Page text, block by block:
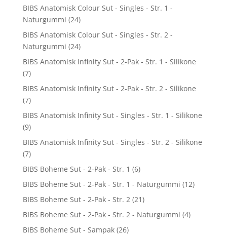
BIBS Anatomisk Colour Sut - Singles - Str. 1 -
Naturgummi (24)
BIBS Anatomisk Colour Sut - Singles - Str. 2 -
Naturgummi (24)
BIBS Anatomisk Infinity Sut - 2-Pak - Str. 1 - Silikone
(7)
BIBS Anatomisk Infinity Sut - 2-Pak - Str. 2 - Silikone
(7)
BIBS Anatomisk Infinity Sut - Singles - Str. 1 - Silikone
(9)
BIBS Anatomisk Infinity Sut - Singles - Str. 2 - Silikone
(7)
BIBS Boheme Sut - 2-Pak - Str. 1 (6)
BIBS Boheme Sut - 2-Pak - Str. 1 - Naturgummi (12)
BIBS Boheme Sut - 2-Pak - Str. 2 (21)
BIBS Boheme Sut - 2-Pak - Str. 2 - Naturgummi (4)
BIBS Boheme Sut - Sampak (26)